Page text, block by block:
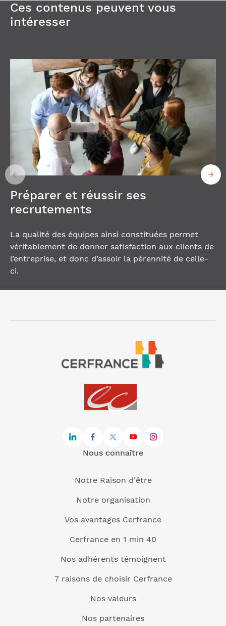
Ces contenus peuvent vous
intéresser
Préparer et réussir ses
recrutements
La qualité des équipes ainsi constituées permet
véritablement de donner satisfaction aux clients de
l’entreprise, et donc d’assoir la pérennité de celle-
ci.
Nous connaître
Notre Raison d'être
Notre organisation
Vos avantages Cerfrance
Cerfrance en 1 min 40
Nos adhérents témoignent
7 raisons de choisir Cerfrance
Nos valeurs
Nos partenaires